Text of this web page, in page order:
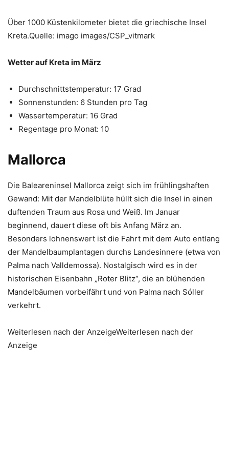
Über 1000 Küstenkilometer bietet die griechische Insel
Kreta.Quelle: imago images/CSP_vitmark
Wetter auf Kreta im März
Durchschnittstemperatur: 17 Grad
Sonnenstunden: 6 Stunden pro Tag
Wassertemperatur: 16 Grad
Regentage pro Monat: 10
Mallorca
Die Baleareninsel Mallorca zeigt sich im frühlingshaften
Gewand: Mit der Mandelblüte hüllt sich die Insel in einen
duftenden Traum aus Rosa und Weiß. Im Januar
beginnend, dauert diese oft bis Anfang März an.
Besonders lohnenswert ist die Fahrt mit dem Auto entlang
der Mandelbaumplantagen durchs Landesinnere (etwa von
Palma nach Valldemossa). Nostalgisch wird es in der
historischen Eisenbahn „Roter Blitz“, die an blühenden
Mandelbäumen vorbeifährt und von Palma nach Sóller
verkehrt.
Weiterlesen nach der AnzeigeWeiterlesen nach der
Anzeige